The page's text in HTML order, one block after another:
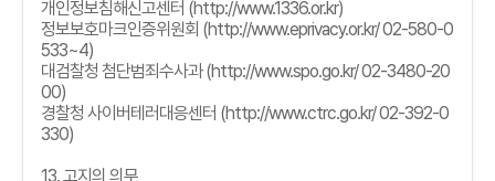
개인정보침해신고센터 (http://www.1336.or.kr)
정보보호마크인증위원회 (http://www.eprivacy.or.kr/ 02-580-0
533~4)
대검찰청 첨단범죄수사과(http://www.spo.go.kr/ 02-3480-20
00)
경찰청 사이버테러대응센터 (http://www.ctrc.go.kr/ 02-392-0
330)
13.고지의 의무